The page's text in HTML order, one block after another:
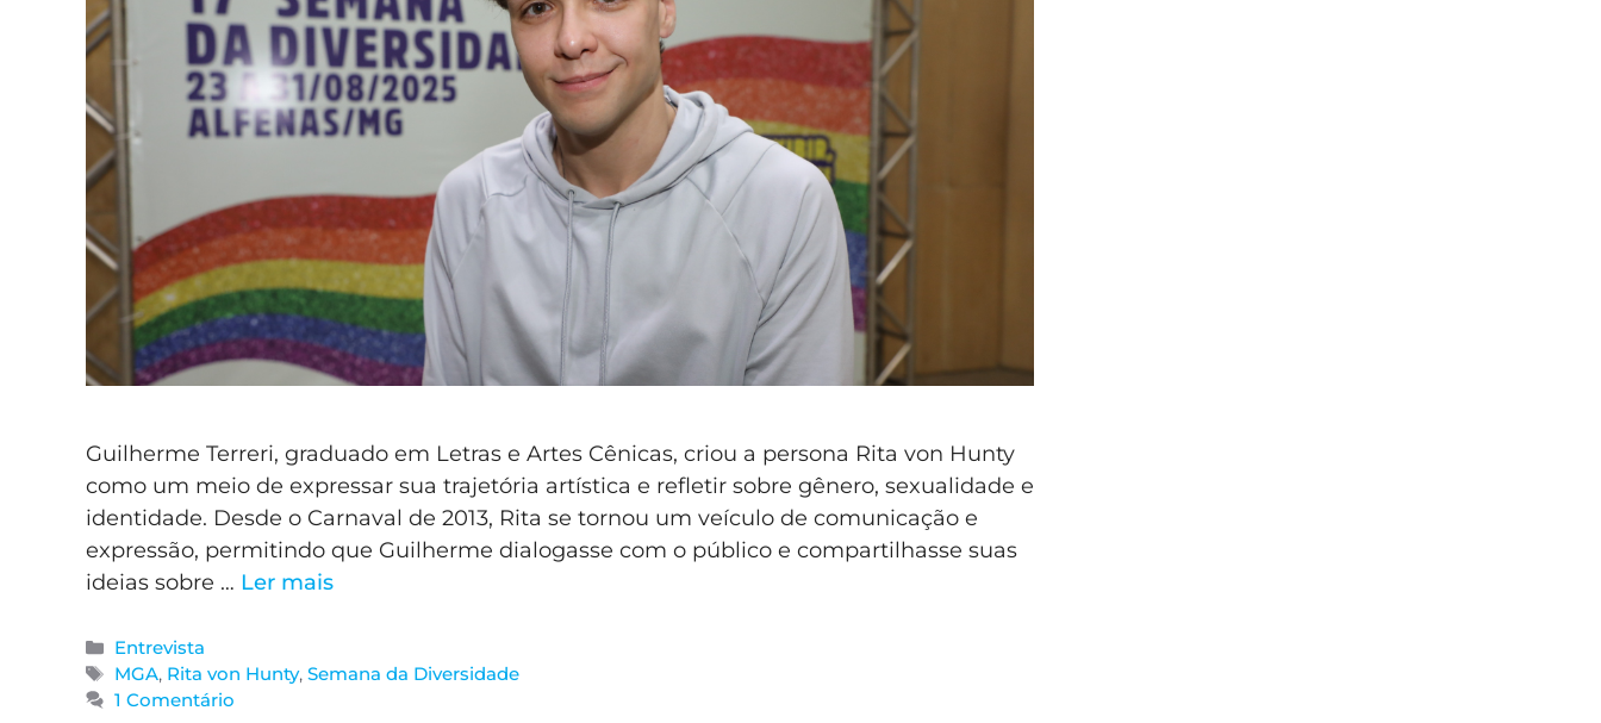
Guilherme Terreri, graduado em Letras e Artes Cênicas, criou a persona Rita von Hunty
como um meio de expressar sua trajetória artística e refletir sobre gênero, sexualidade e
identidade. Desde o Carnaval de 2013, Rita se tornou um veículo de comunicação e
expressão, permitindo que Guilherme dialogasse com o público e compartilhasse suas
ideias sobre … Ler mais
Entrevista
MGA, Rita von Hunty,Semana da Diversidade
1 Comentário